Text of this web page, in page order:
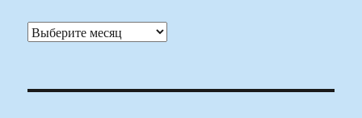
Архивы